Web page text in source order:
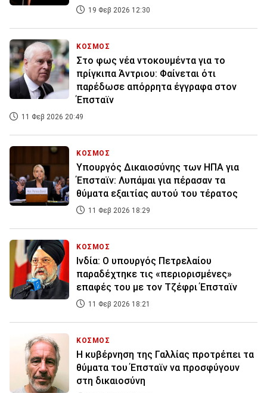
19 Φεβ 2026 12:30
ΚΟΣΜΟΣ
Στο φως νέα ντοκουμέντα για το
πρίγκιπα Άντριου: Φαίνεται ότι
παρέδωσε απόρρητα έγγραφα στον
Έπσταϊν
11 Φεβ 2026 20:49
ΚΟΣΜΟΣ
Υπουργός Δικαιοσύνης των ΗΠΑ για
Έπσταϊν: Λυπάμαι για πέρασαν τα
θύματα εξαιτίας αυτού του τέρατος
11 Φεβ 2026 18:29
ΚΟΣΜΟΣ
Ινδία: Ο υπουργός Πετρελαίου
παραδέχτηκε τις «περιορισμένες»
επαφές του με τον Τζέφρι Έπσταϊν
11 Φεβ 2026 18:21
ΚΟΣΜΟΣ
Η κυβέρνηση της Γαλλίας προτρέπει τα
θύματα του Έπσταϊν να προσφύγουν
στη δικαιοσύνη